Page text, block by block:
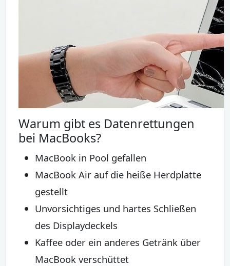
Warum gibt es Datenrettungen
bei MacBooks?
MacBook in Pool gefallen
MacBook Air auf die heiße Herdplatte
gestellt
Unvorsichtiges und hartes Schließen
des Displaydeckels
Kaffee oder ein anderes Getränk über
MacBook verschüttet